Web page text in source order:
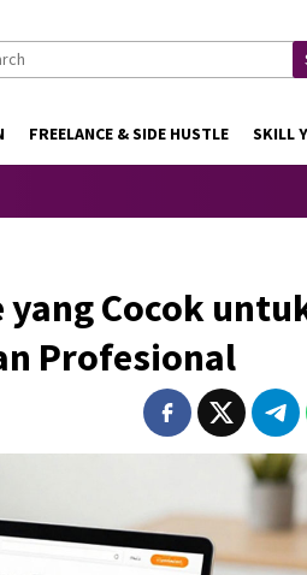
FREELANCE & SIDE HUSTLE SKILL
yang Cocok
Profesional